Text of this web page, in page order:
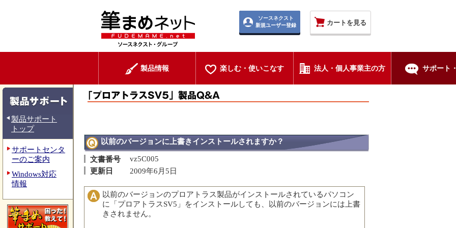
ソースネクスト
新規ユーザー登録
カートを見る
製品情報 楽しむ・使いこなす 法人・個人事業主の方 サポート
製品サポート
トップ
サポートセンタ
ーのご案内
Windows対応
情報
以前のバージョンに上書きインストールされますか？
文書番号
vz5C005
更新日
2009年6月5日
以前のバージョンのプロアトラス製品がインストールされているパソコン
に「プロアトラスSV5」をインストールしても、以前のバージョンには上書
きされません。